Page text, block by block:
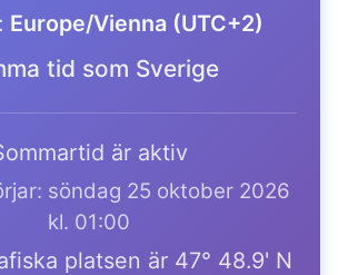
Europe/Vienna (UTC+2)
tid som Sverige
är aktiv
söndag 25 oktober 2026
kl. 01:00
platsen är 47° 48.9' N